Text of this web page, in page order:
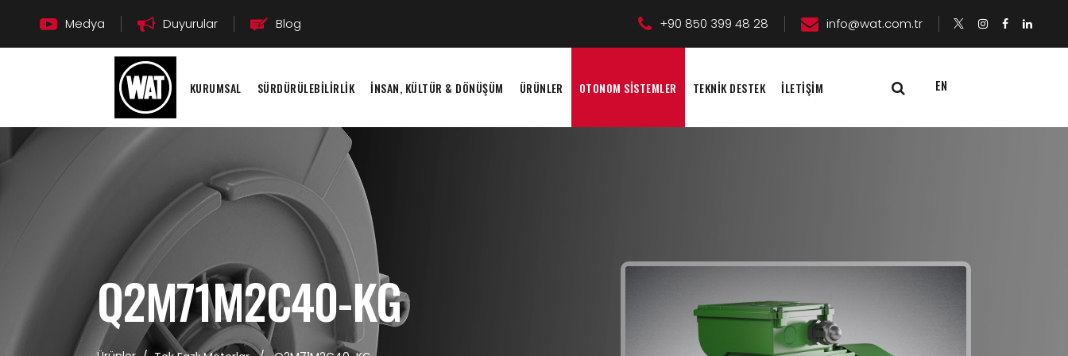
Medya Duyurular Blog +90 850 399 48 28 info@wat.com.tr
KURUMSAL SÜRDÜRÜLEBİLİRLİK İNSAN, KÜLTÜR & DÖNÜŞÜM ÜRÜNLER OTONOM SİSTEMLER TEKNİK DESTEK İLETİŞİM EN
Q2M71M2C40-KG